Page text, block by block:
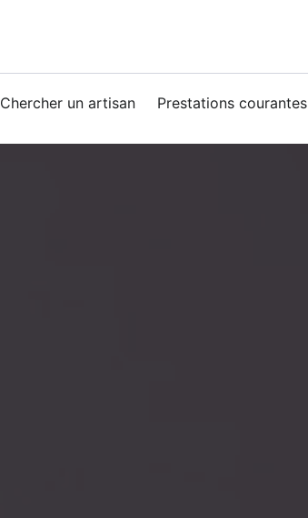
Chercher un artisan Prestations courantes